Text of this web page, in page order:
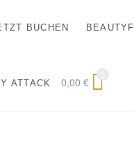
BUCHEN
ATTACK 0,00 €